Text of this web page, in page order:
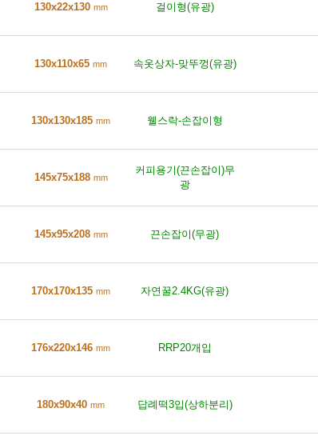
130x22x130 mm 걸이형(유광)
130x110x65 mm 속옷상자-맞뚜껑(유광)
130x130x185 mm 웰스락-손잡이형
145x75x188 mm
커피용기(끈손잡이)무
광
145x95x208 mm 끈손잡이(무광)
170x170x135 mm 자연꿀2.4KG(유광)
176x220x146 mm RRP20개입
180x90x40 mm 답례떡3입(상하분리)